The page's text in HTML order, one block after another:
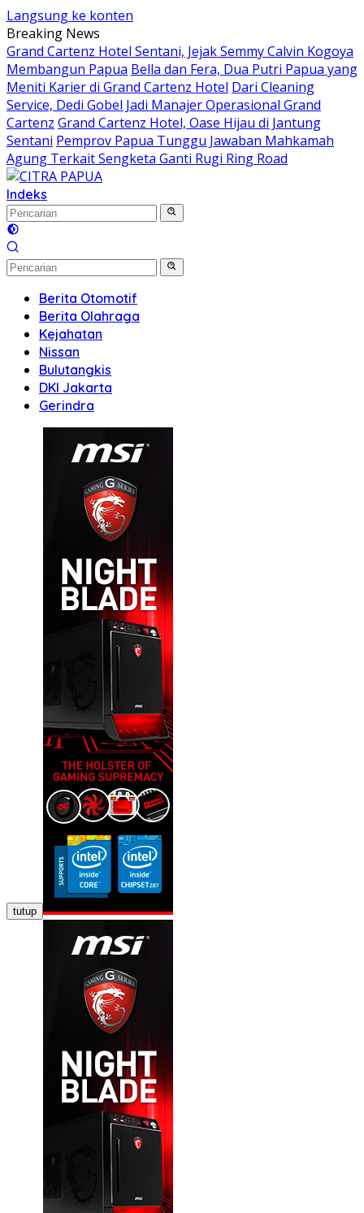
Langsung ke konten
Breaking News
Grand Cartenz Hotel Sentani, Jejak Semmy Calvin Kogoya
Membangun Papua Bella dan Fera, Dua Putri Papua yang
Meniti Karier di Grand Cartenz Hotel Dari Cleaning
Service, Dedi Gobel Jadi Manajer Operasional Grand
Cartenz Grand Cartenz Hotel, Oase Hijau di Jantung
Sentani Pemprov Papua Tunggu Jawaban Mahkamah
Agung Terkait Sengketa Ganti Rugi Ring Road
Indeks
Berita Otomotif
Berita Olahraga
Kejahatan
Nissan
Bulutangkis
DKI Jakarta
Gerindra
tutup